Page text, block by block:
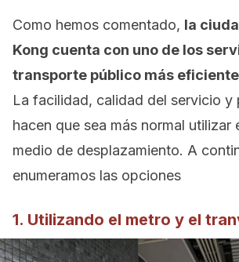
Como hemos comentado, la
Kong cuenta con uno de los
transporte público más
La facilidad, calidad del servicio y
hacen que sea más normal utilizar
medio de desplazamiento. A
enumeramos las opciones
1. Utilizando el metro y el